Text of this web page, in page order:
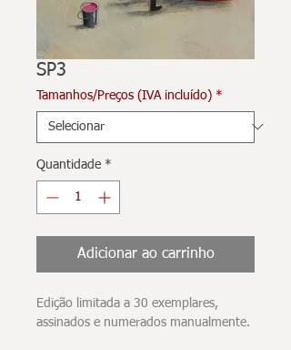
SP3
Tamanhos/Preços (IVA incluído) *
Quantidade *
Adicionar ao carrinho
Edição limitada a 30 exemplares,
assinados e numerados manualmente.